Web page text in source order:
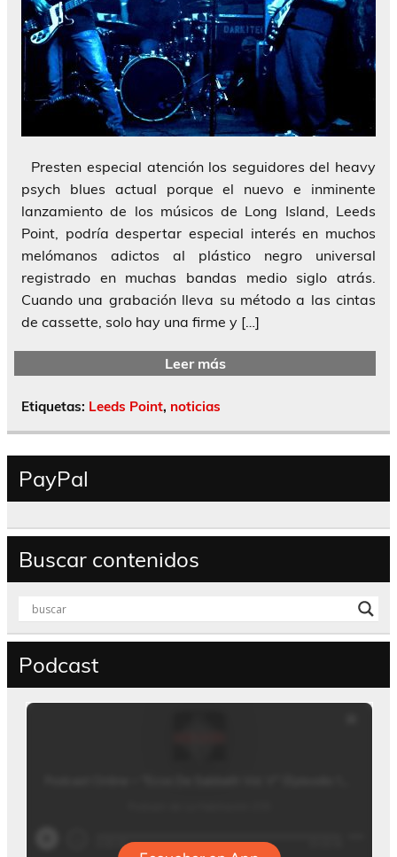
Presten especial atención los seguidores del heavy
psych blues actual porque el nuevo e inminente
lanzamiento de los músicos de Long Island, Leeds
Point, podría despertar especial interés en muchos
melómanos adictos al plástico negro universal
registrado en muchas bandas medio siglo atrás.
Cuando una grabación lleva su método a las cintas
de cassette, solo hay una firme y […]
Leer más
Etiquetas: Leeds Point, noticias
PayPal
Buscar contenidos
Podcast